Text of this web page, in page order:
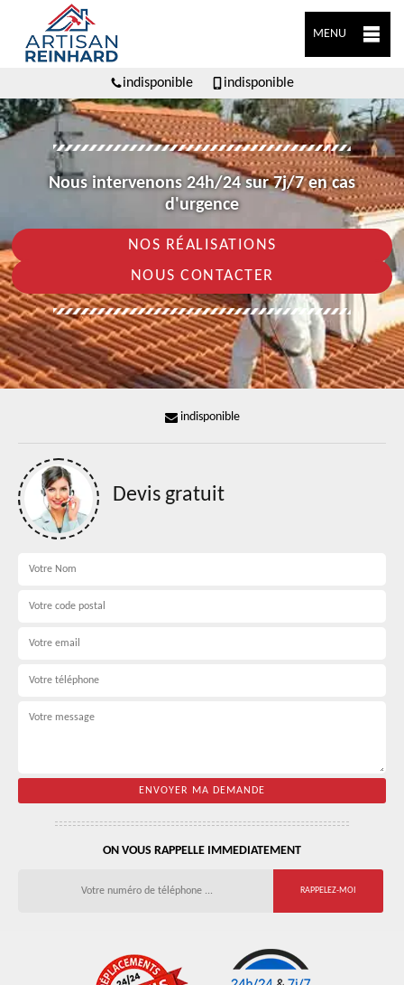
MENU
indisponible indisponible
Nous intervenons 24h/24 sur 7j/7 en cas
d'urgence
NOS RÉALISATIONS
NOUS CONTACTER
indisponible
Devis gratuit
ON VOUS RAPPELLE IMMEDIATEMENT